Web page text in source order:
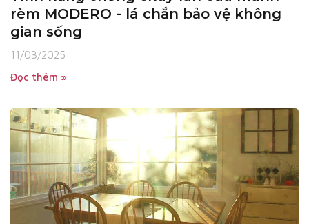
rèm MODERO - lá chắn bảo vệ không
gian sống
11/03/2025
Đọc thêm »